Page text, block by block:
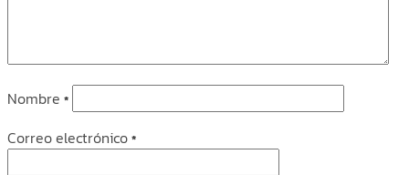
Nombre *
Correo electrónico *